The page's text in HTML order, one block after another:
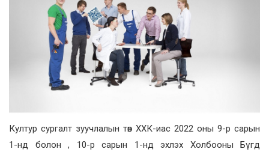
Култур сургалт зуучлалын төв ХХК-иас 2022 оны 9-р сарын
1-нд болон , 10-р сарын 1-нд эхлэх Холбооны Бүгд